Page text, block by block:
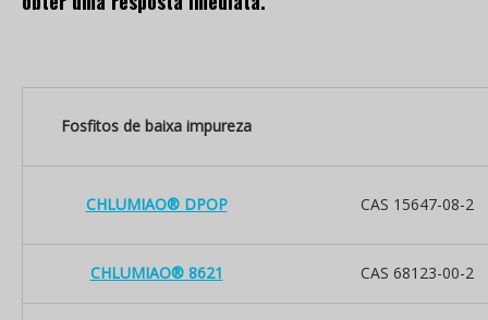
Fosfitos de baixa impureza
CHLUMIAO® DPOP CAS 15647-08-2
CHLUMIAO® 8621 CAS 68123-00-2